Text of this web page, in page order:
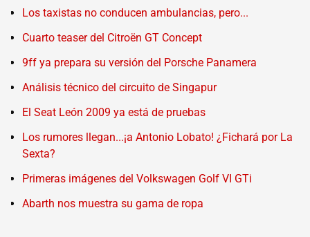
Los taxistas no conducen ambulancias, pero...
Cuarto teaser del Citroën GT Concept
9ff ya prepara su versión del Porsche Panamera
Análisis técnico del circuito de Singapur
El Seat León 2009 ya está de pruebas
Los rumores llegan...¡a Antonio Lobato! ¿Fichará por La
Sexta?
Primeras imágenes del Volkswagen Golf VI GTi
Abarth nos muestra su gama de ropa